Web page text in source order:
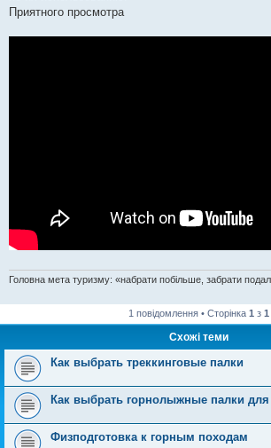
Приятного просмотра
Головна мета туризму: «набрати побільше, забрати
1 повідомлення • Сторінка 1 з 1
Схожі теми
Как выбрать треккинговые палки
Как выбрать горнолыжные палки для
Физподготовка к горным походам